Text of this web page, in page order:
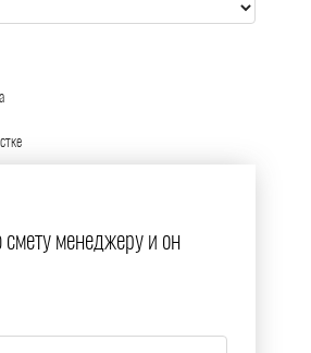
смету менеджеру и он